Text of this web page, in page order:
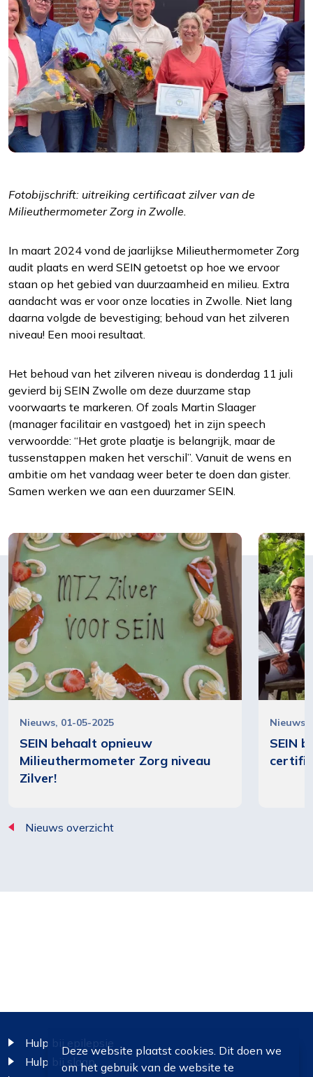
Deze website plaatst cookies. Dit doen we
om het gebruik van de website te
Alleen de cookies plaatsen die nodig zijn om
de inhoud van de website goed te kunnen
bekijken.
Statistieken
Interesses
Om het gebruik van de website af te
stemmen op uw wensen en interesses.
Fotobijschrift: uitreiking certificaat zilver van de
Milieuthermometer Zorg in Zwolle.
In maart 2024 vond de jaarlijkse Milieuthermometer Zorg
audit plaats en werd SEIN getoetst op hoe we ervoor
staan op het gebied van duurzaamheid en milieu. Extra
aandacht was er voor onze locaties in Zwolle. Niet lang
daarna volgde de bevestiging; behoud van het zilveren
niveau! Een mooi resultaat.
Het behoud van het zilveren niveau is donderdag 11 juli
gevierd bij SEIN Zwolle om deze duurzame stap
voorwaarts te markeren. Of zoals Martin Slaager
(manager facilitair en vastgoed) het in zijn speech
verwoordde: “Het grote plaatje is belangrijk, maar de
tussenstappen maken het verschil”. Vanuit de wens en
ambitie om het vandaag weer beter te doen dan gister.
Samen werken we aan een duurzamer SEIN.
SEIN behaalt opnieuw
Milieuthermometer Zorg niveau
Zilver!
Nieuws 01-05-2025
SEIN
Nieuws
Nieuws overzicht
Hulp bij epilepsie
Hulp bij slaap